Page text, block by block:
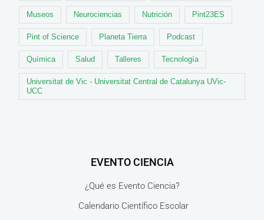
Museos Neurociencias Nutrición Pint23ES
Pint of Science Planeta Tierra Podcast
Química Salud Talleres Tecnología
Universitat de Vic - Universitat Central de Catalunya UVic-
UCC
EVENTO CIENCIA
¿Qué es Evento Ciencia?
Calendario Científico Escolar